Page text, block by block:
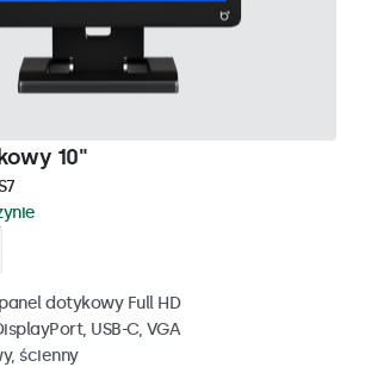
10"
dotykowy Full HD
USB-C, VGA
ścienny